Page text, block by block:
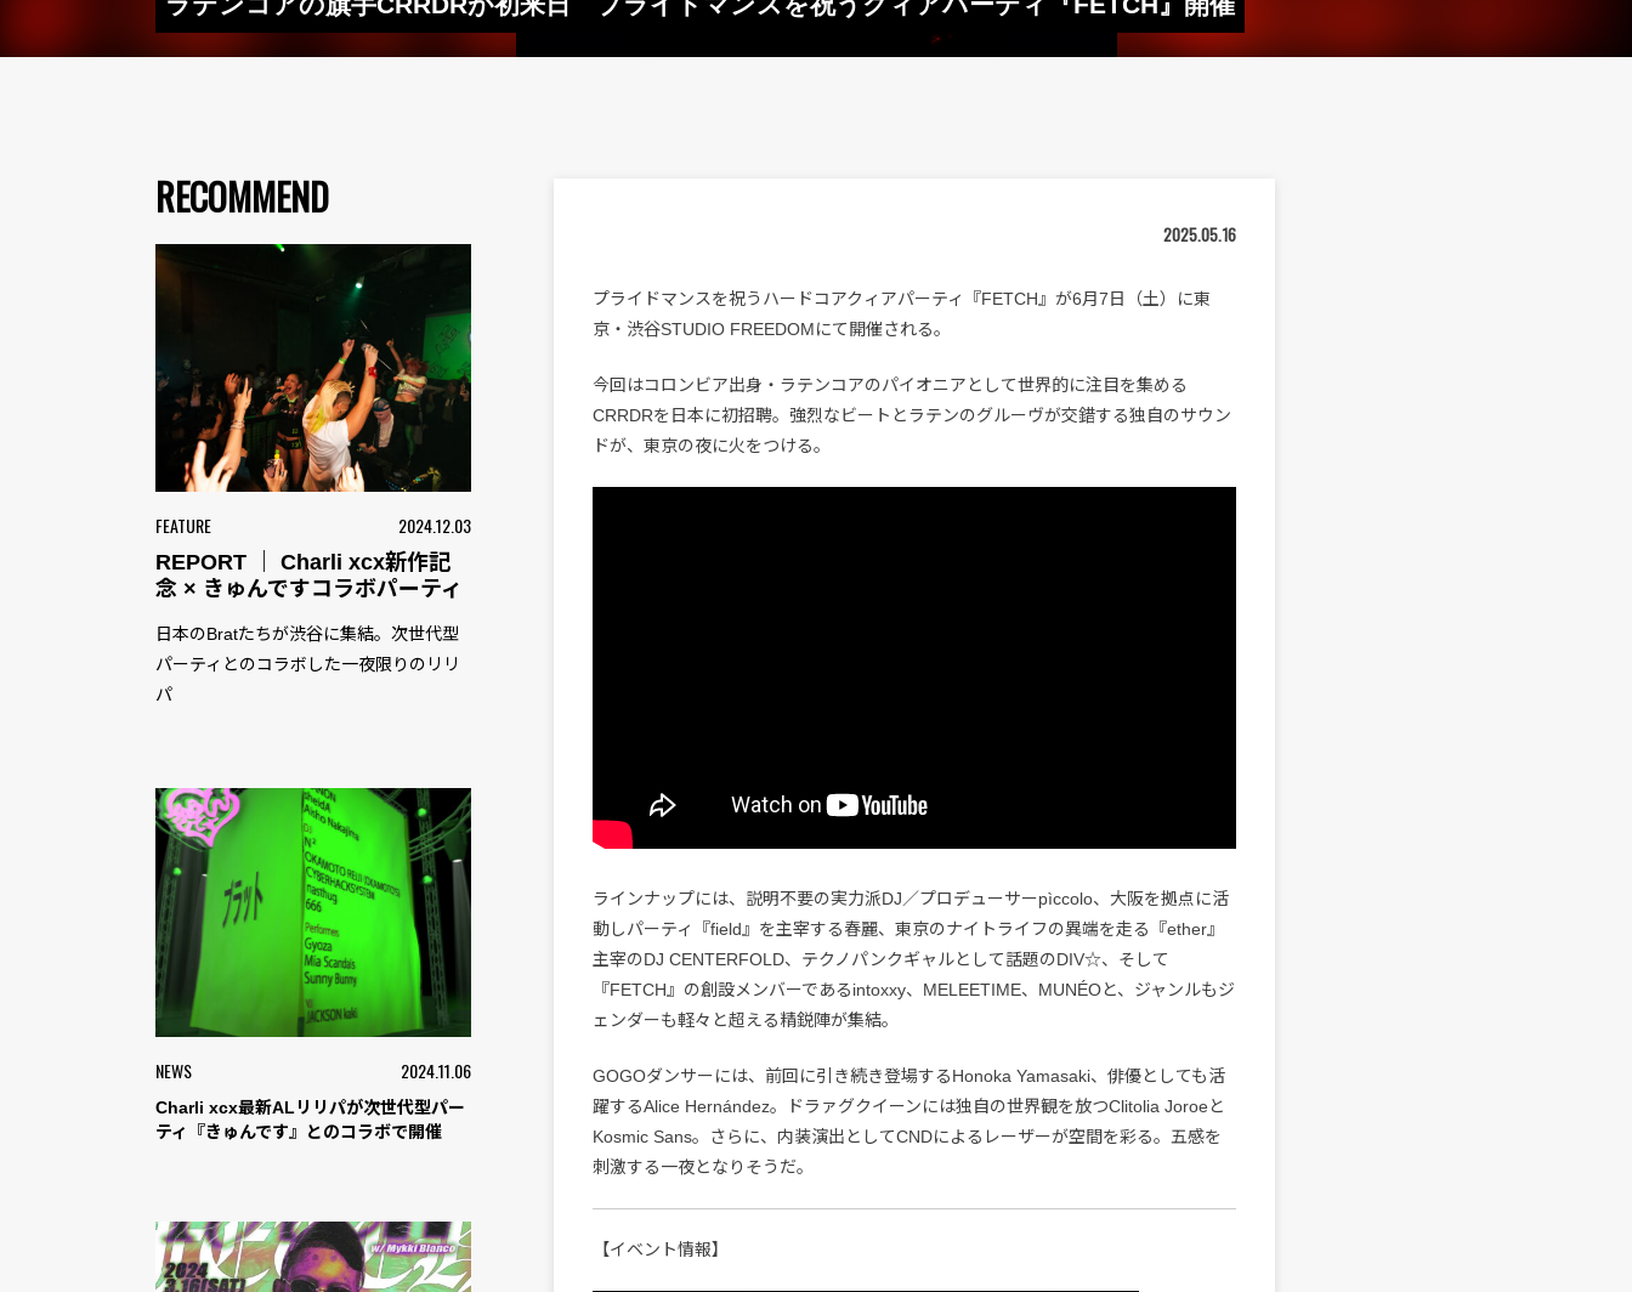
RECOMMEND
FEATURE 2024.12.03
REPORT ｜ Charli xcx新作記
念 × きゅんですコラボパーティ
日本のBratたちが渋谷に集結。次世代型
パーティとのコラボした一夜限りのリリ
パ
NEWS 2024.11.06
Charli xcx最新ALリリパが次世代型パー
ティ『きゅんです』とのコラボで開催
2025.05.16
プライドマンスを祝うハードコアクィアパーティ『FETCH』が6月7日（土）に東
京・渋谷STUDIO FREEDOMにて開催される。
今回はコロンビア出身・ラテンコアのパイオニアとして世界的に注目を集める
CRRDRを日本に初招聘。強烈なビートとラテンのグルーヴが交錯する独自のサウン
ドが、東京の夜に火をつける。
ラインナップには、説明不要の実力派DJ／プロデューサーpìccolo、大阪を拠点に活
動しパーティ『field』を主宰する春麗、東京のナイトライフの異端を走る『ether』
主宰のDJ CENTERFOLD、テクノパンクギャルとして話題のDIV☆、そして
『FETCH』の創設メンバーであるintoxxy、MELEETIME、MUNÉOと、ジャンルもジ
ェンダーも軽々と超える精鋭陣が集結。
GOGOダンサーには、前回に引き続き登場するHonoka Yamasaki、俳優としても活
躍するAlice Hernández。ドラァグクイーンには独自の世界観を放つClitolia Joroeと
Kosmic Sans。さらに、内装演出としてCNDによるレーザーが空間を彩る。五感を
刺激する一夜となりそうだ。
【イベント情報】